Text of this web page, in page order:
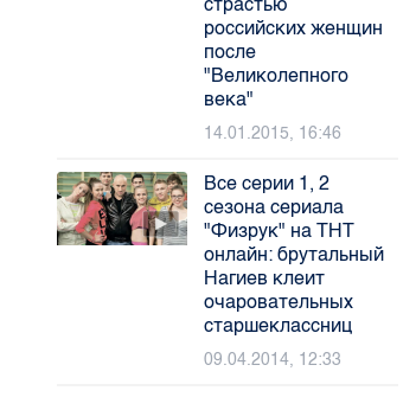
российских женщин
после
"Великолепного
века"
14.01.2015, 16:46
Все серии 1, 2
сезона сериала
"Физрук" на ТНТ
онлайн: брутальный
Нагиев клеит
очаровательных
старшеклассниц
09.04.2014, 12:33